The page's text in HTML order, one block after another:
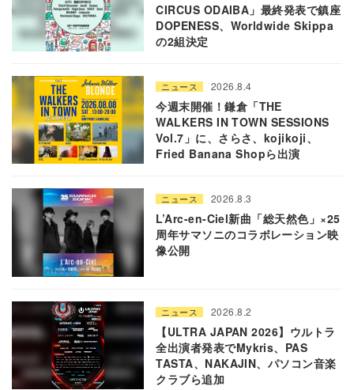
CIRCUS ODAIBA」最終発表で鎮座
DOPENESS、Worldwide Skippa
の2組決定
ニュース 2026.8.4
今週末開催！鎌倉「THE
WALKERS IN TOWN SESSIONS
Vol.7」に、さらさ、kojikoji、
Fried Banana Shopら出演
ニュース 2026.8.3
L’Arc-en-Ciel新曲「総天然色」×25
周年サマソニのコラボレーション映
像公開
ニュース 2026.8.2
【ULTRA JAPAN 2026】ウルトラ
全出演者発表でMykris、PAS
TASTA、NAKAJIN、パソコン音楽
クラブら追加